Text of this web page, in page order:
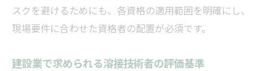
スクを避けるためにも、各資格の適用範囲を明確にし、
現場要件に合わせた資格者の配置が必須です。
建設業で求められる溶接技術者の評価基準